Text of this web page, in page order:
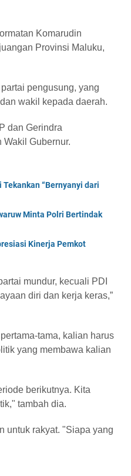
Komarudin
Provinsi Maluku,
pengusung, yang
wakil kepada daerah.
dan Gerindra
Gubernur.
“Bernyanyi dari
Minta Polri Bertindak
Kinerja Pemkot
mundur, kecuali PDI
diri dan kerja keras,”
tama, kalian harus
yang membawa kalian
berikutnya. Kita
tambah dia.
untuk rakyat. "Siapa yang